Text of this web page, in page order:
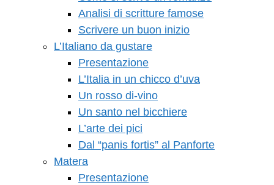
Analisi di scritture famose
Scrivere un buon inizio
L’Italiano da gustare
Presentazione
L’Italia in un chicco d’uva
Un rosso di-vino
Un santo nel bicchiere
L’arte dei pici
Dal “panis fortis” al Panforte
Matera
Presentazione